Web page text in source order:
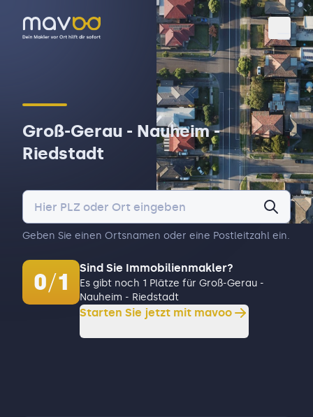
Groß-Gerau - Nauheim -
Riedstadt
Geben Sie einen Ortsnamen oder eine Postleitzahl ein.
0/1
Sind Sie Immobilienmakler?
Es gibt noch 1 Plätze für Groß-Gerau -
Nauheim - Riedstadt
Starten Sie jetzt mit mavoo